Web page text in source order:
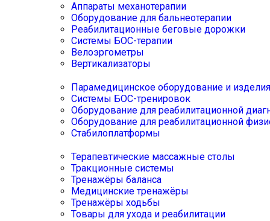
Аппараты механотерапии
Оборудование для бальнеотерапии
Реабилитационные беговые дорожки
Системы БОС-терапии
Велоэргометры
Вертикализаторы
Парамедицинское оборудование и изделия
Системы БОС-тренировок
Оборудование для реабилитационной
Оборудование для реабилитационной
Стабилоплатформы
Терапевтические массажные столы
Тракционные системы
Тренажёры баланса
Медицинские тренажёры
Тренажёры ходьбы
Товары для ухода и реабилитации